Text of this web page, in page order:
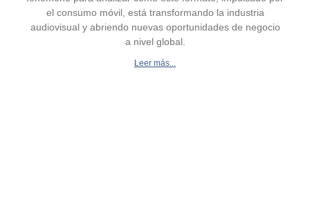
el consumo móvil, está transformando la industria
audiovisual y abriendo nuevas oportunidades de negocio
a nivel global.
Leer más...